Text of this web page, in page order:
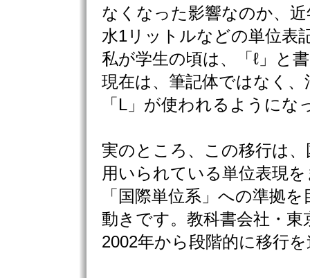
なくなった影響なのか、近
水1リットルなどの単位表
私が学生の頃は、「ℓ」と
現在は、筆記体ではなく、
「L」が使われるようにな
実のところ、この移行は、
用いられている単位表現
「国際単位系」への準拠
動きです。教科書会社・
2002年から段階的に移行